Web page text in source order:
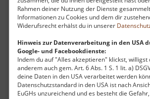
Rahmen deiner Nutzung der Dienste
Informationen zu Cookies und dem dir
Widerufsrecht erhälst du in unserer
Hinweis zur Datenverarbeitung in den USA
Google- und Facebookdienste:
Indem du auf "Alles akzeptieren" klickst, willigst
anderem auch gem. Art. 6 Abs. 1 S. 1 lit. a)
deine Daten in den USA verarbeitet werden
Datenschutzstandard in den USA ist nach
EuGHs unzureichend und es besteht die